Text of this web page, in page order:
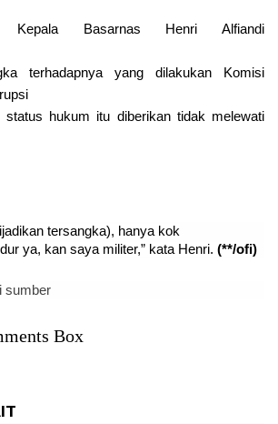
Kepala Basarnas Henri Alfiandi
terhadapnya yang dilakukan Komisi
status hukum itu diberikan tidak melewati
tersangka), hanya kok
ya, kan saya militer,” kata Henri. (**/ofi)
sumber
Box